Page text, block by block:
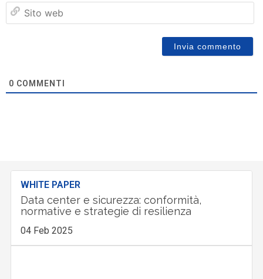
0 COMMENTI
WHITE PAPER
Data center e sicurezza: conformità,
normative e strategie di resilienza
04 Feb 2025